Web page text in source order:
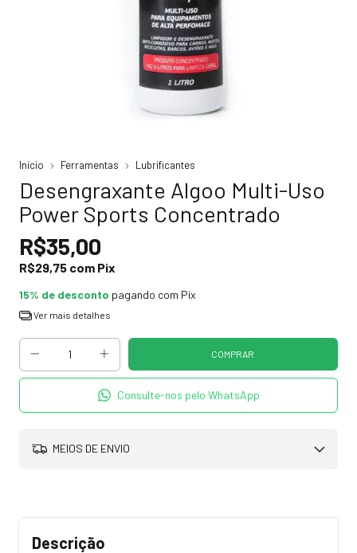
Início Ferramentas Lubrificantes
Desengraxante Algoo Multi-Uso
Power Sports Concentrado
R$35,00
R$29,75 com Pix
15% de desconto pagando com Pix
Ver mais detalhes
Consulte-nos pelo WhatsApp
MEIOS DE ENVIO
Descrição